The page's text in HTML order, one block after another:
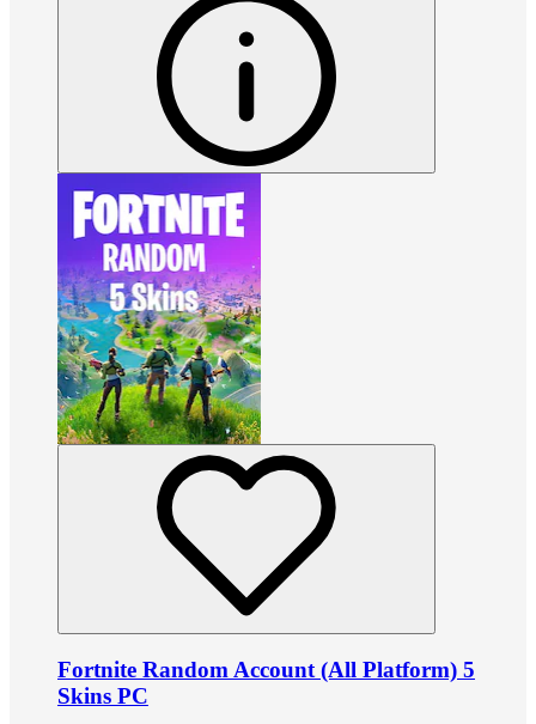
Fortnite Random Account (All Platform) 5
Skins PC